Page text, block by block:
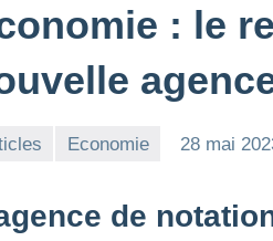
: le
Economie 28 mai
de